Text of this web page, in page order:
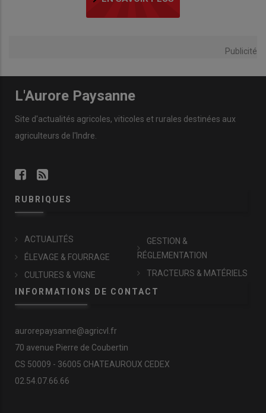
Publicité
L'Aurore Paysanne
Site d'actualités agricoles, viticoles et rurales destinées aux
agriculteurs de l'Indre.
RUBRIQUES
ACTUALITÉS
ÉLEVAGE & FOURRAGE
CULTURES & VIGNE
GESTION &
RÉGLEMENTATION
TRACTEURS & MATÉRIELS
INFORMATIONS DE CONTACT
aurorepaysanne@agricvl.fr
70 avenue Pierre de Coubertin
CS 50009 - 36005 CHATEAUROUX CEDEX
02.54.07.66.66